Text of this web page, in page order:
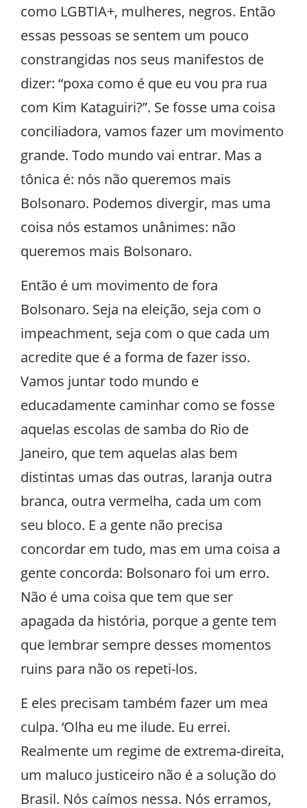
como LGBTIA+, mulheres, negros. Então
essas pessoas se sentem um pouco
constrangidas nos seus manifestos de
dizer: “poxa como é que eu vou pra rua
com Kim Kataguiri?”. Se fosse uma coisa
conciliadora, vamos fazer um movimento
grande. Todo mundo vai entrar. Mas a
tônica é: nós não queremos mais
Bolsonaro. Podemos divergir, mas uma
coisa nós estamos unânimes: não
queremos mais Bolsonaro.
Então é um movimento de fora
Bolsonaro. Seja na eleição, seja com o
impeachment, seja com o que cada um
acredite que é a forma de fazer isso.
Vamos juntar todo mundo e
educadamente caminhar como se fosse
aquelas escolas de samba do Rio de
Janeiro, que tem aquelas alas bem
distintas umas das outras, laranja outra
branca, outra vermelha, cada um com
seu bloco. E a gente não precisa
concordar em tudo, mas em uma coisa a
gente concorda: Bolsonaro foi um erro.
Não é uma coisa que tem que ser
apagada da história, porque a gente tem
que lembrar sempre desses momentos
ruins para não os repeti-los.
E eles precisam também fazer um mea
culpa. ‘Olha eu me ilude. Eu errei.
Realmente um regime de extrema-direita,
um maluco justiceiro não é a solução do
Brasil. Nós caímos nessa. Nós erramos,